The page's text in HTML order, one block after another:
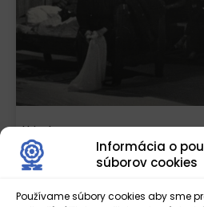
Informácia o
súborov cookies
Používame súbory cookies aby sme
Hriech